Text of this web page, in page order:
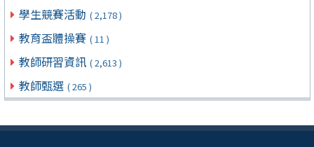
學生競賽活動 ( 2,178 )
教育盃體操賽 ( 11 )
教師研習資訊 ( 2,613 )
教師甄選 ( 265 )